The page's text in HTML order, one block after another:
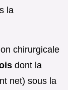
la
chirurgicale
dont la
net) sous la